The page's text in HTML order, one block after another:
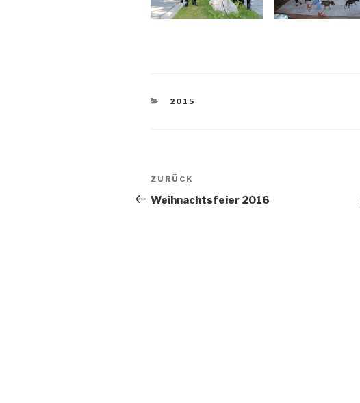
KATEGORIEN
2015
Beitragsnavigation
Vorheriger
Beitrag
ZURÜCK
Weihnachtsfeier 2016